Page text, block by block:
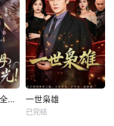
庄园保姆，成了全家白月光 一世枭雄
已完结